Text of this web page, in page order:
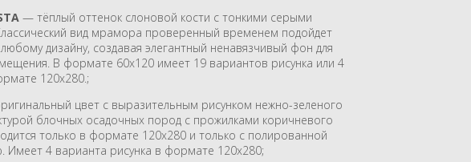
— тёплый оттенок слоновой кости с тонкими серыми
вид мрамора проверенный временем подойдет
любому дизайну, создавая элегантный ненавязчивый фон для
В формате 60х120 имеет 19 вариантов рисунка или 4
120х280.;
цвет с выразительным рисунком нежно-зеленого
блочных осадочных пород с прожилками коричневого
только в формате 120х280 и только с полированной
Имеет 4 варианта рисунка в формате 120х280;